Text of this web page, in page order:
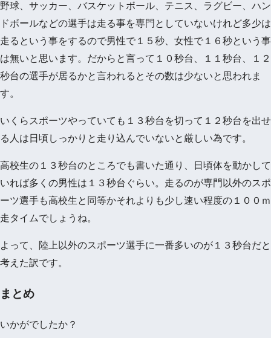
野球、サッカー、バスケットボール、テニス、ラグビー、ハン
ドボールなどの選手は走る事を専門としていないけれど多少は
走るという事をするので男性で１５秒、女性で１６秒という事
は無いと思います。だからと言って１０秒台、１１秒台、１２
秒台の選手が居るかと言われるとその数は少ないと思われま
す。
いくらスポーツやっていても１３秒台を切って１２秒台を出せ
る人は日頃しっかりと走り込んでいないと厳しい為です。
高校生の１３秒台のところでも書いた通り、日頃体を動かして
いれば多くの男性は１３秒台ぐらい。走るのが専門以外のスポ
ーツ選手も高校生と同等かそれよりも少し速い程度の１００ｍ
走タイムでしょうね。
よって、陸上以外のスポーツ選手に一番多いのが１３秒台だと
考えた訳です。
まとめ
いかがでしたか？